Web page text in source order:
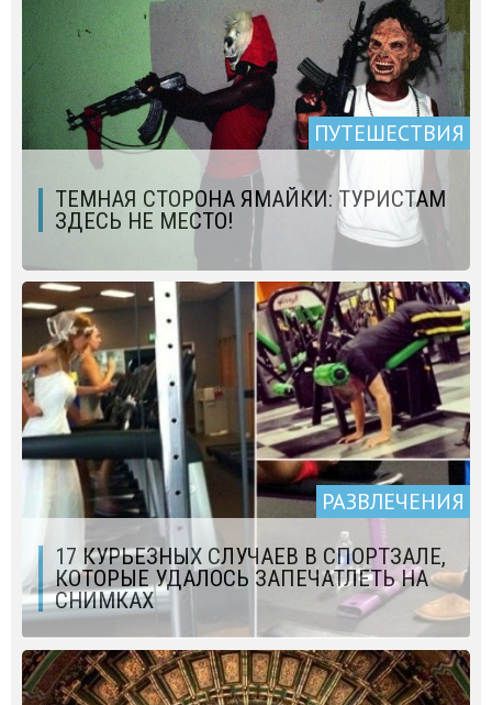
ПУТЕШЕСТВИЯ
ТЕМНАЯ СТОРОНА ЯМАЙКИ: ТУРИСТАМ
ЗДЕСЬ НЕ МЕСТО!
РАЗВЛЕЧЕНИЯ
17 КУРЬЕЗНЫХ СЛУЧАЕВ В СПОРТЗАЛЕ,
КОТОРЫЕ УДАЛОСЬ ЗАПЕЧАТЛЕТЬ НА
СНИМКАХ